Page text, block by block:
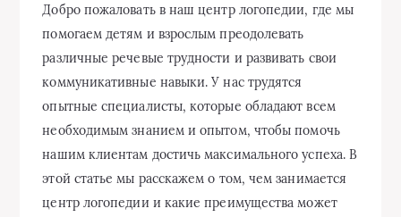
Добро пожаловать в наш центр логопедии, где мы
помогаем детям и взрослым преодолевать
различные речевые трудности и развивать свои
коммуникативные навыки. У нас трудятся
опытные специалисты, которые обладают всем
необходимым знанием и опытом, чтобы помочь
нашим клиентам достичь максимального успеха. В
этой статье мы расскажем о том, чем занимается
центр логопедии и какие преимущества может